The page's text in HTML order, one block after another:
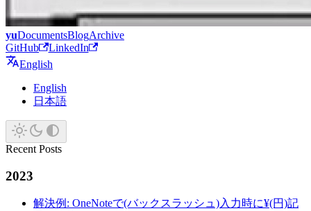
yuDocumentsBlogArchive
GitHub
LinkedIn
English
English
日本語
Recent Posts
2023
解決例: OneNoteで(バックスラッシュ)入力時に¥(円)記